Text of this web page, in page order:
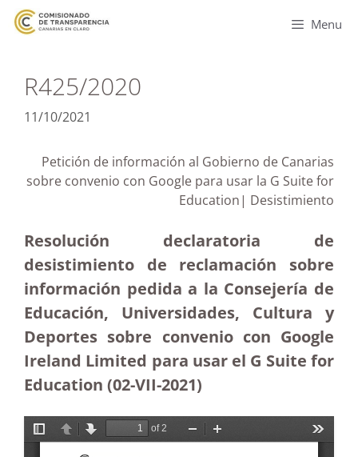
Menu
R425/2020
11/10/2021
Petición de información al Gobierno de Canarias
sobre convenio con Google para usar la G Suite for
Education| Desistimiento
Resolución declaratoria de
desistimiento de reclamación sobre
información pedida a la Consejería de
Educación, Universidades, Cultura y
Deportes sobre convenio con Google
Ireland Limited para usar el G Suite for
Education (02-VII-2021)